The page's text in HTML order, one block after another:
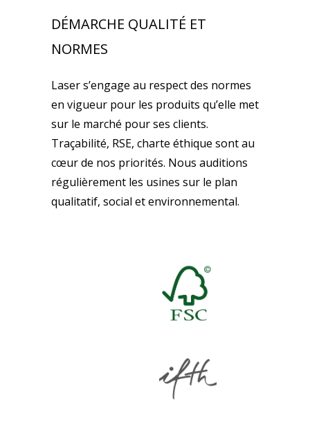
DÉMARCHE QUALITÉ ET
NORMES
Laser s’engage au respect des normes
en vigueur pour les produits qu’elle met
sur le marché pour ses clients.
Traçabilité, RSE, charte éthique sont au
cœur de nos priorités. Nous auditions
régulièrement les usines sur le plan
qualitatif, social et environnemental.